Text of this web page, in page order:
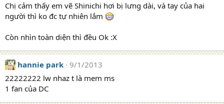
Chị cảm thấy em vẽ Shinichi hơi bị lưng dài, và tay của hai
người thì ko đc tự nhiên lắm
Còn nhìn toàn diện thì đều Ok :X
hannie park
9/1/2013
22222222 lw nhaz t là mem ms
1 fan của DC